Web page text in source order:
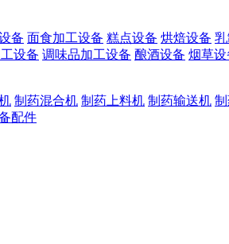
备 面食加工设备 糕点设备 烘焙设备
设备 调味品加工设备 酿酒设备 烟草设
制药混合机 制药上料机 制药输送机
配件